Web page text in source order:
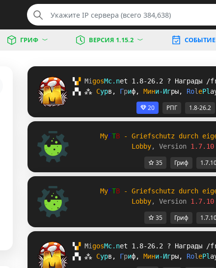
ГРИФ ВЕРСИЯ 1.15.2 СОБЫТИЕ
▚▞ Mi gosMc. net 1.8-26.2 ? Награды /
▞▚ ⁂ Сурв , Гриф, Мини-Игры, Rol ePl a
20 РПГ 1.8-26.2
MyFTB - Griefschutz durch
Lobby, Version 1.7.10
35 Гриф
MyFTB - Griefschutz durch
Lobby, Version 1.7.10
35 Гриф
▚▞ Mi gosMc. net 1.8-26.2 ? Награды /
▞▚ ⁂ Сурв , Гриф, Мини-Игры, Rol ePl a